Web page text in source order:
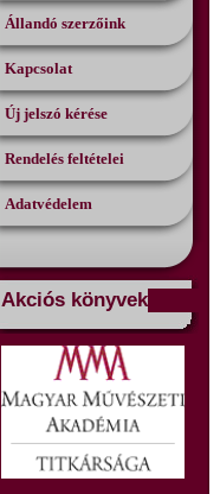
Állandó szerzőink
Kapcsolat
Új jelszó kérése
Rendelés feltételei
Adatvédelem
Akciós könyvek